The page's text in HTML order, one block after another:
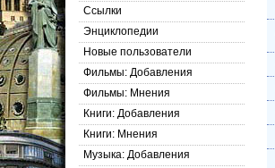
Ссылки
Энциклопедии
Новые пользователи
Фильмы: Добавления
Фильмы: Мнения
Книги: Добавления
Книги: Мнения
Музыка: Добавления